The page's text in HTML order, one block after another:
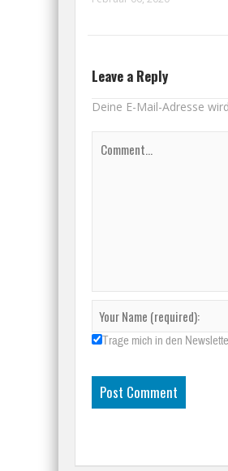
Leave a Reply
Deine E-Mail-Adresse
Trage mich in den